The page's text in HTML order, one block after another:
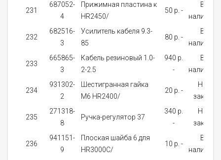
231
687052-
4
Прижимная пластина к
HR2450/
50 p. -
В
наличии
232
682516-
3
Усилитель кабеля 9.3-
85
80 p. -
В
наличии
233
665865-
3
Кабель резиновый 1.0-
2-2.5
940 p.
-
В
наличии
234
931302-
2
Шестигранная гайка
M6 HR2400/
20 p. -
На
заказ
235
271318-
8
Ручка-регулятор 37
340 p.
-
На
заказ
236
941151-
9
Плоская шайба 6 для
HR3000C/
10 p. -
В
наличии